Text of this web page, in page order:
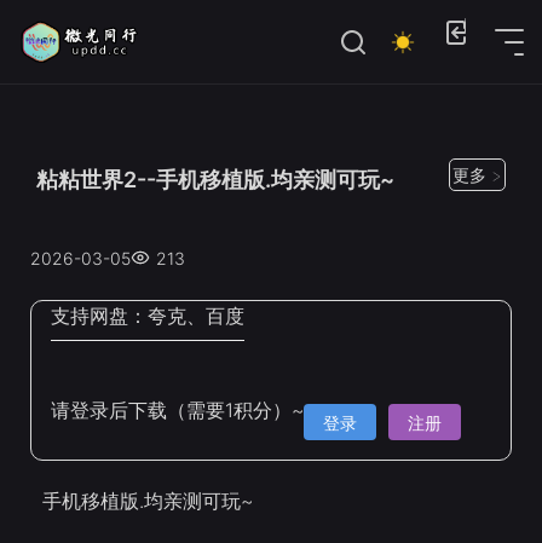
粘粘世界2--手机移植版.均亲测可玩~ 更多 >
2026-03-05 213
支持网盘： 夸克、百度
请登录后下载（需要1积分）~ 登录 注册
手机移植版.均亲测可玩~